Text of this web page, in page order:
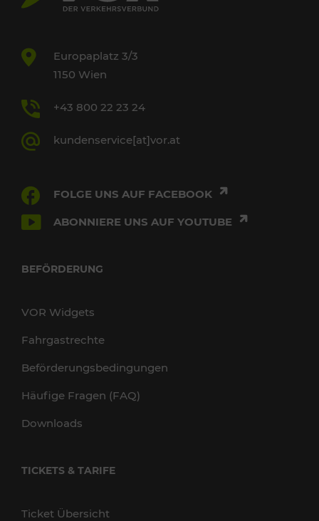
Europaplatz 3/3
1150 Wien
+43 800 22 23 24
kundenservice[at]vor.at
FOLGE UNS AUF FACEBOOK
ABONNIERE UNS AUF YOUTUBE
BEFÖRDERUNG
VOR Widgets
Fahrgastrechte
Beförderungsbedingungen
Häufige Fragen (FAQ)
Downloads
TICKETS & TARIFE
Ticket Übersicht